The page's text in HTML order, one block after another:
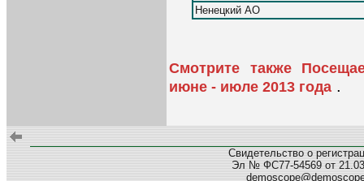
Ненецкий АО
Смотрите также
июне - июле 2013 года .
Свидетельство о
Эл № ФС77-54569 от